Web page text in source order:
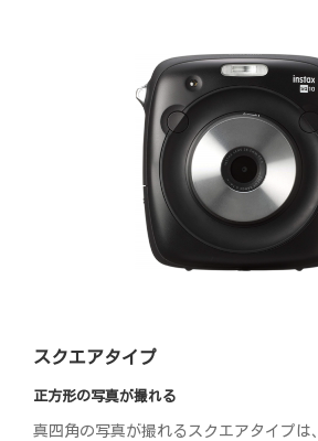
スクエアタイプ
正方形の写真が撮れる
真四角の写真が撮れるスクエアタイプは